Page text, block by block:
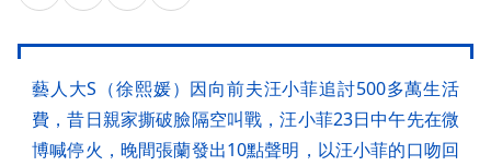
藝人大S（徐熙媛）因向前夫汪小菲追討500多萬生活
費，昔日親家撕破臉隔空叫戰，汪小菲23日中午先在微
博喊停火，晚間張蘭發出10點聲明，以汪小菲的口吻回